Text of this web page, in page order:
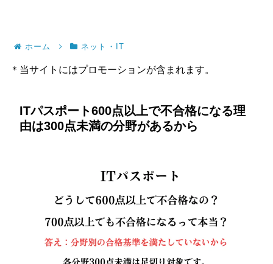
ホーム ネット・IT
＊当サイトにはプロモーションが含まれます。
ITパスポート600点以上で不合格になる理
由は300点未満の分野があるから